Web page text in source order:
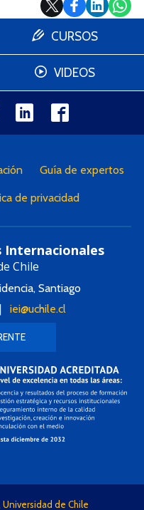
CURSOS
VIDEOS
Guía de expertos
de privacidad
Chile
Santiago
iei@uchile.cl
Universidad de Chile